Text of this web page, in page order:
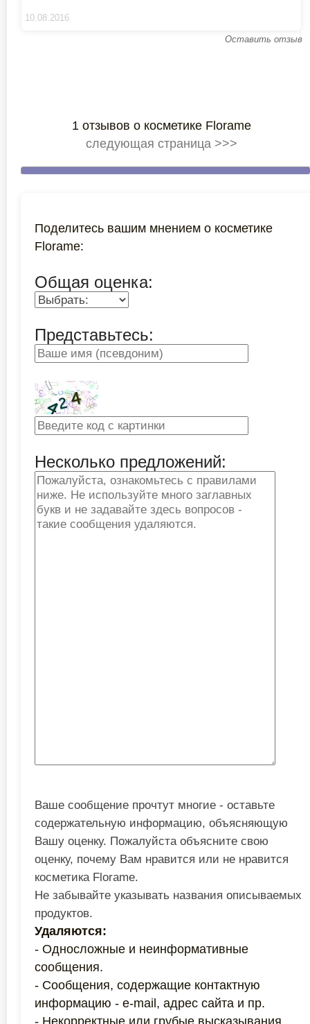
10.08.2016
Оставить отзыв
1 отзывов о косметике Florame
следующая страница >>>
Поделитесь вашим мнением о косметике
Florame:
Общая оценка:
Представьтесь:
Несколько предложений:
Ваше сообщение прочтут многие - оставьте
содержательную информацию, объясняющую
Вашу оценку. Пожалуйста объясните свою
оценку, почему Вам нравится или не нравится
косметика Florame.
Не забывайте указывать названия описываемых
продуктов.
Удаляются:
- Односложные и неинформативные
сообщения.
- Сообщения, содержащие контактную
информацию - e-mail, адрес сайта и пр.